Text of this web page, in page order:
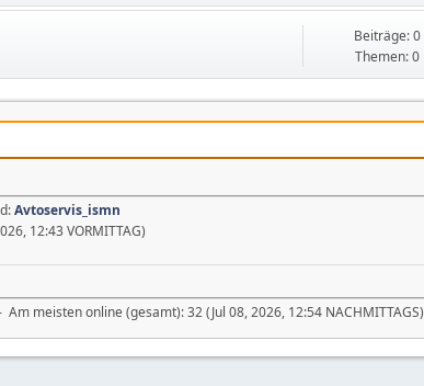
Beiträge: 0
Themen: 0
Avtoservis_ismn
12:43 VORMITTAG)
Am meisten online (gesamt): 32 (Jul 08, 2026, 12:54 NACHMITTAGS)